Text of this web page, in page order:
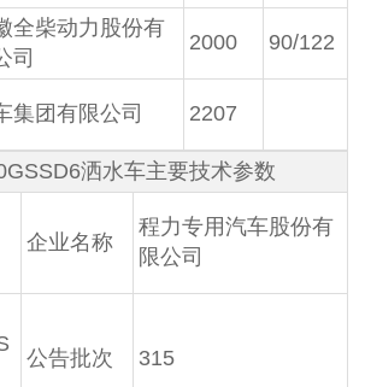
全柴动力股份有
司
2000 90/122
集团有限公司 2207
洒水车主要技术参数
企业名称
程力专用汽车股份有
限公司
公告批次 315